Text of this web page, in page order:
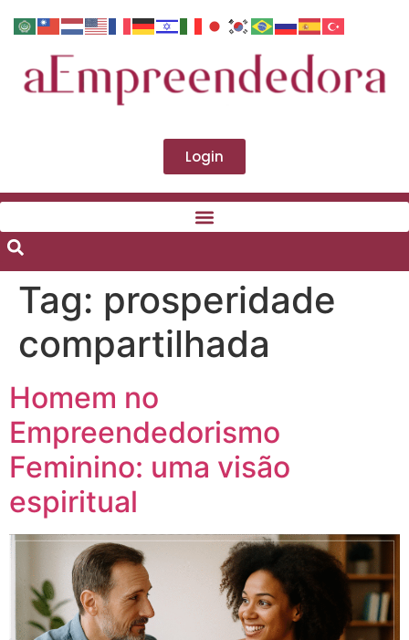
Login
Tag: prosperidade
compartilhada
Homem no
Empreendedorismo
Feminino: uma visão
espiritual